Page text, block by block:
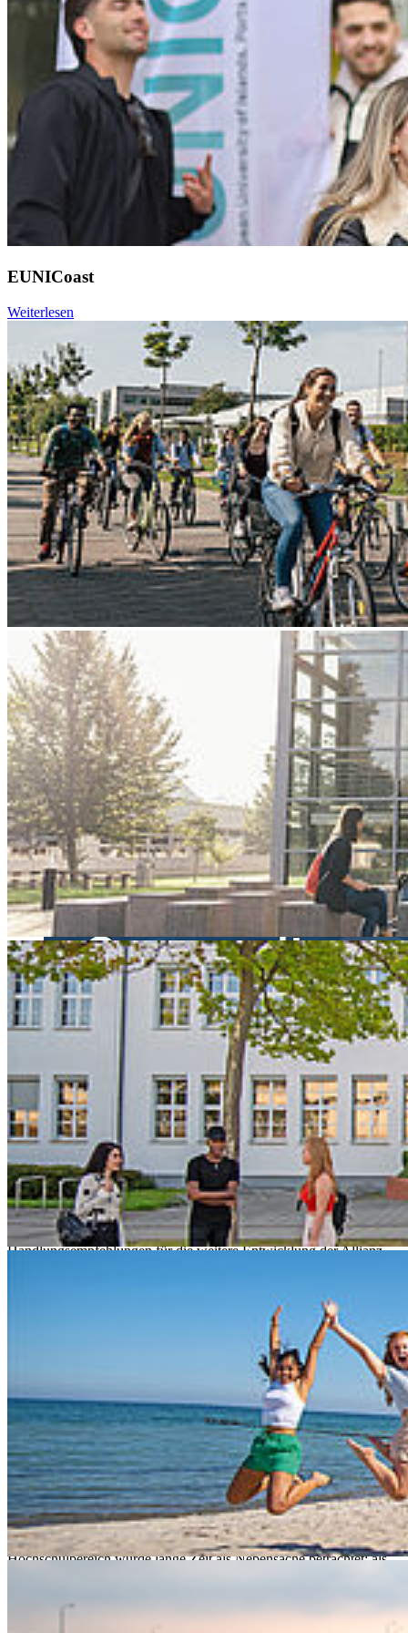
EUNICoast
Weiterlesen
Go to slide 1
Go to slide 2
Go to slide 3
Go to slide 4
Go to slide 5
Go to slide 6
Go to slide 7
Go to slide 8
Go to slide 9
Zurück
EUNICoast: Selbstverpflichtung zu
gesellschaftlichem Engagement
07.07.2026
Die EUNICoast Alliance hat ein gemeinsames Positions- und
Verpflichtungspapier veröffentlicht, das Community Engagement -
gesellschaftliches Engagement - als zentrale institutionelle Aufgabe
ihrer Mitgliedshochschulen definiert.
Die EUNICoast Alliance hat ein gemeinsames Positions- und
Verpflichtungspapier veröffentlicht, das Community Engagement -
gesellschaftliches Engagement - als zentrale institutionelle Aufgabe
ihrer Mitgliedshochschulen definiert. Das von der Community
Engagement Commission erarbeitete Dokument beschreibt
gemeinsame Leitprinzipien, konkrete Verpflichtungen und politische
Handlungsempfehlungen für die weitere Entwicklung der Allianz.
Hafen- und Küstenregionen. Sie sind an Orten verankert, an denen
Land und Meer aufeinandertreffen, wo unterschiedliche
Lebensräume, Wirtschaftssysteme und Gemeinschaften
aufeinandertreffen. Die Gebiete um sie herum sind mit steigendem
Meeresspiegel, schrumpfenden Bevölkerungszahlen und fragilen
Wirtschaftssystemen konfrontiert. Doch gerade an diesen Orten
lassen sich neue Ansätze für gemeinsame Herausforderungen
entwickeln, die von dort aus mit dem Rest Europas geteilt werden
können. Die Partneruniversitäten von EUNICoast befinden sich in
diesen Gebieten. Diese Lage ist sowohl eine Verantwortung als auch
eine Ressource. Community Engagement ist im Hochschulbereich
häufig als ergänzende Aufgabe verstanden worden. Ein Artikel auf
der Website der Allianz erklärt:
"Diese Nähe hat sich jedoch nicht immer in einer Partnerschaft
niedergeschlagen. Das gesellschaftliche Engagement im
Hochschulbereich wurde lange Zeit als Nebensache betrachtet: als
Universitäten von sich behaupten, und dem, was die Gesellschaft